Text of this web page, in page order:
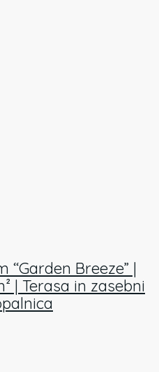
Breeze” |
| Terasa in zasebni